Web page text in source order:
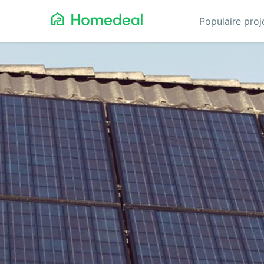
Populaire
Aannemer
Airco
Alarmsystemen
Architect
Asbest
Bestrating
Cv-ketels